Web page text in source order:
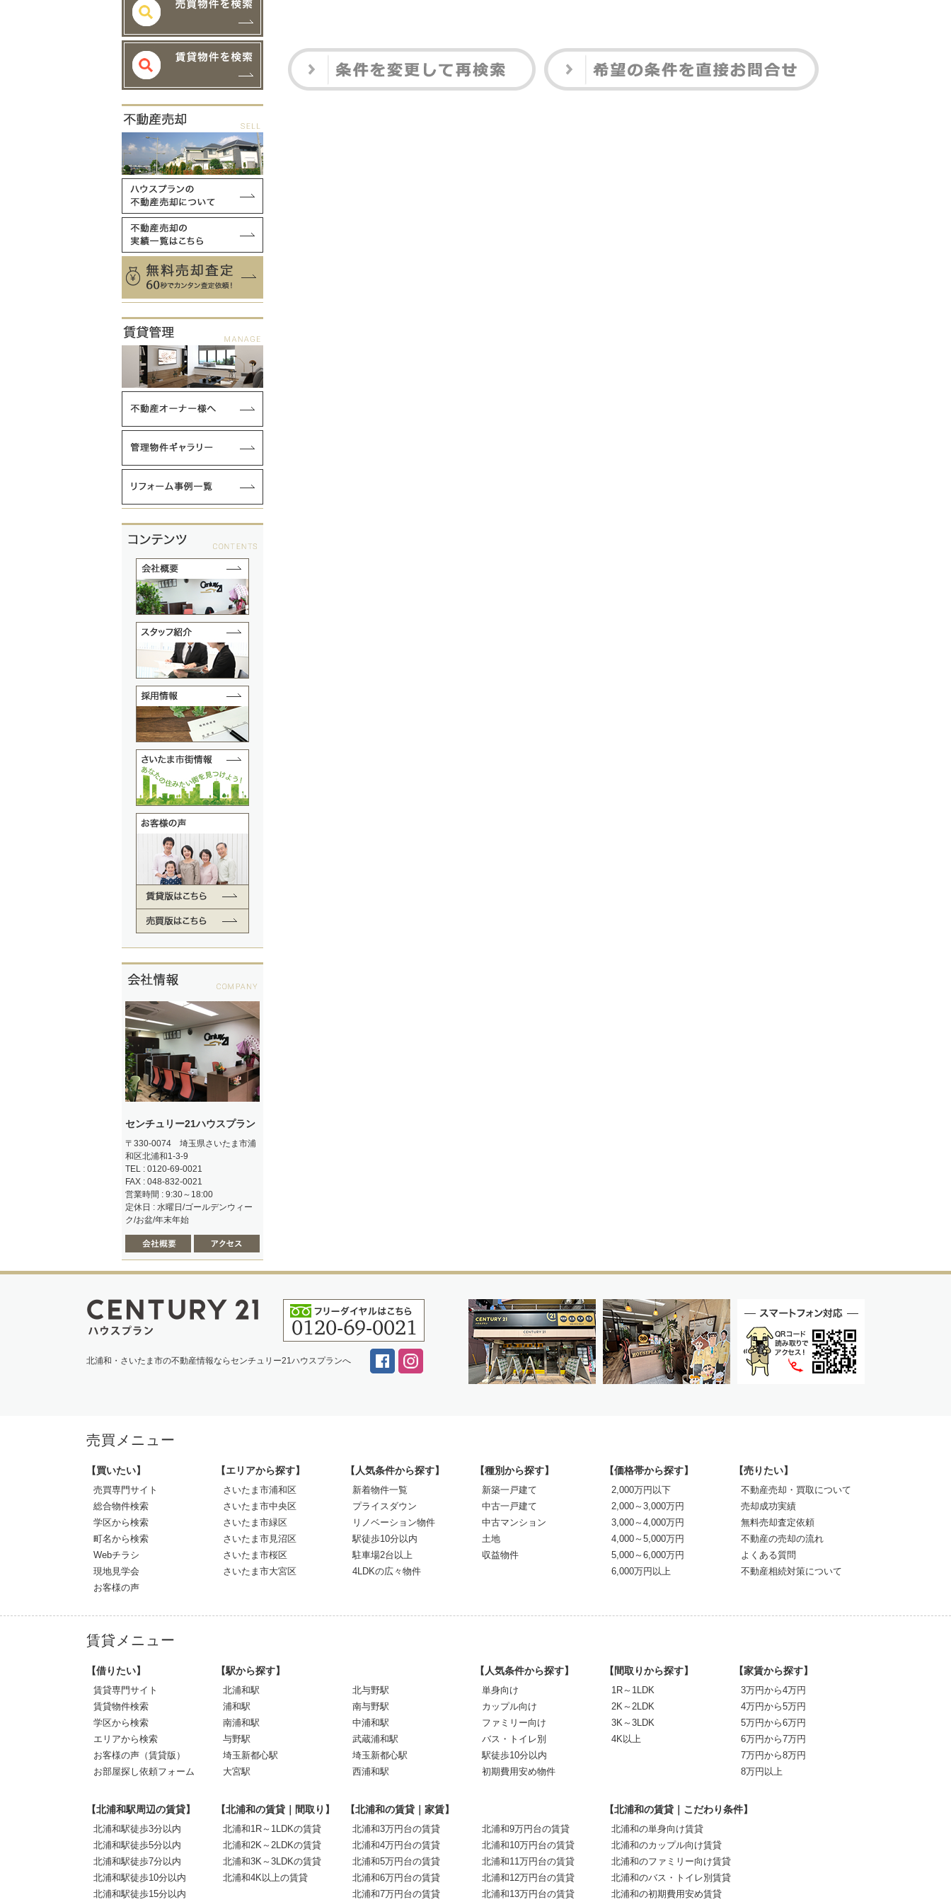
センチュリー21ハウスプラン
〒330-0074 埼玉県さいたま市浦
和区北浦和1-3-9
TEL : 0120-69-0021
FAX : 048-832-0021
営業時間 : 9:30～18:00
定休日 : 水曜日/ゴールデンウィー
ク/お盆/年末年始
北浦和・さいたま市の不動産情報ならセンチュリー21ハウスプランへ
売買メニュー
【買いたい】
売買専門サイト
総合物件検索
学区から検索
町名から検索
Webチラシ
現地見学会
お客様の声
【エリアから探す】
さいたま市浦和区
さいたま市中央区
さいたま市緑区
さいたま市見沼区
さいたま市桜区
さいたま市大宮区
【人気条件から探す】
新着物件一覧
プライスダウン
リノベーション物件
駅徒歩10分以内
駐車場2台以上
4LDKの広々物件
【種別から探す】
新築一戸建て
中古一戸建て
中古マンション
土地
収益物件
【価格帯から探す】
2,000万円以下
2,000～3,000万円
3,000～4,000万円
4,000～5,000万円
5,000～6,000万円
6,000万円以上
【売りたい】
不動産売却・買取について
売却成功実績
無料売却査定依頼
不動産の売却の流れ
よくある質問
不動産相続対策について
賃貸メニュー
【借りたい】
賃貸専門サイト
賃貸物件検索
学区から検索
エリアから検索
お客様の声（賃貸版）
お部屋探し依頼フォーム
【駅から探す】
北浦和駅
浦和駅
南浦和駅
与野駅
埼玉新都心駅
大宮駅
北与野駅
南与野駅
中浦和駅
武蔵浦和駅
埼玉新都心駅
西浦和駅
【人気条件から探す】
単身向け
カップル向け
ファミリー向け
バス・トイレ別
駅徒歩10分以内
初期費用安め物件
【間取りから探す】
1R～1LDK
2K～2LDK
3K～3LDK
4K以上
【家賃から探す】
3万円から4万円
4万円から5万円
5万円から6万円
6万円から7万円
7万円から8万円
8万円以上
【北浦和駅周辺の賃貸】
北浦和駅徒歩3分以内
北浦和駅徒歩5分以内
北浦和駅徒歩7分以内
北浦和駅徒歩10分以内
北浦和駅徒歩15分以内
【北浦和の賃貸｜間取り】
北浦和1R～1LDKの賃貸
北浦和2K～2LDKの賃貸
北浦和3K～3LDKの賃貸
北浦和4K以上の賃貸
【北浦和の賃貸｜家賃】
北浦和3万円台の賃貸
北浦和4万円台の賃貸
北浦和5万円台の賃貸
北浦和6万円台の賃貸
北浦和7万円台の賃貸
北浦和9万円台の賃貸
北浦和10万円台の賃貸
北浦和11万円台の賃貸
北浦和12万円台の賃貸
北浦和13万円台の賃貸
【北浦和の賃貸｜こだわり条件】
北浦和の単身向け賃貸
北浦和のカップル向け賃貸
北浦和のファミリー向け賃貸
北浦和のバス・トイレ別賃貸
北浦和の初期費用安め賃貸